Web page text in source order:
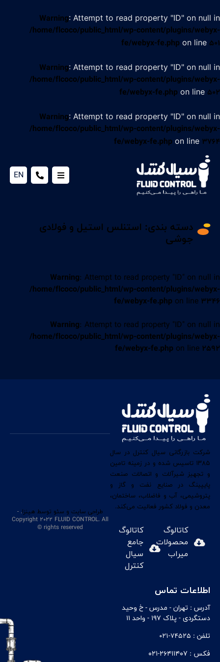
Warning: Attempt to read property "ID" on null in
/home/flcoco/public_html/wp-content/plugins/webyx-
fe/webyx-fe.php on line 501
Warning: Attempt to read property "ID" on null in
/home/flcoco/public_html/wp-content/plugins/webyx-
fe/webyx-fe.php on line 502
Warning: Attempt to read property "ID" on null in
/home/flcoco/public_html/wp-content/plugins/webyx-
fe/webyx-fe.php on line 3764
EN
دسته بندی: استنلس استیل و فولادی
جوشی
Warning: Attempt to read property "ID" on null in
/home/flcoco/public_html/wp-content/plugins/webyx-
fe/webyx-fe.php on line 3346
Warning: Attempt to read property "ID" on null in
/home/flcoco/public_html/wp-content/plugins/webyx-
fe/webyx-fe.php on line 2592
شرکت بازرگانی سیال کنترل در سال
۱۳۸۵ تاسیس شده و در زمینه تامین
و تجهیز شیرآلات و اتصالات صنعت
پایپینگ در صنایع نفت و گاز و
پتروشیمی، آب و فاضلاب، ساختمان،
معدن و فولاد کشور فعالیت می‌کند.
کاتالوگ
محصولات
میراب
کاتالوگ
جامع
سیال
کنترل
اطلاعات تماس
آدرس : تهران - مدرس - خ وحيد
دستگردی - پلاک ۱۹۷ - واحد ۱۱
تلفن :
فکس :
طراحی سایت و سئو توسط هینزا. -
Copyright 2022 FLUID CONTROL. All
rights reserved ©